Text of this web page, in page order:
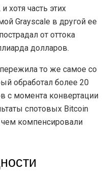
хотя часть этих
Grayscale в другой ее
от оттока
долларов.
то же самое со
обработал более 20
с момента конвертации
спотовых Bitcoin
чем компенсировали